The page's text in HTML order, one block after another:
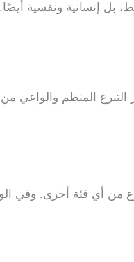
بل إنسانية ونفسية
المنظم والواعي من
من أي فئة أخرى. وفي